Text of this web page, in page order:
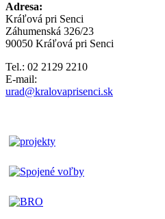
Adresa:
Kráľová pri Senci
Záhumenská 326/23
90050 Kráľová pri Senci
Tel.: 02 2129 2210
E-mail:
urad@kralovaprisenci.sk